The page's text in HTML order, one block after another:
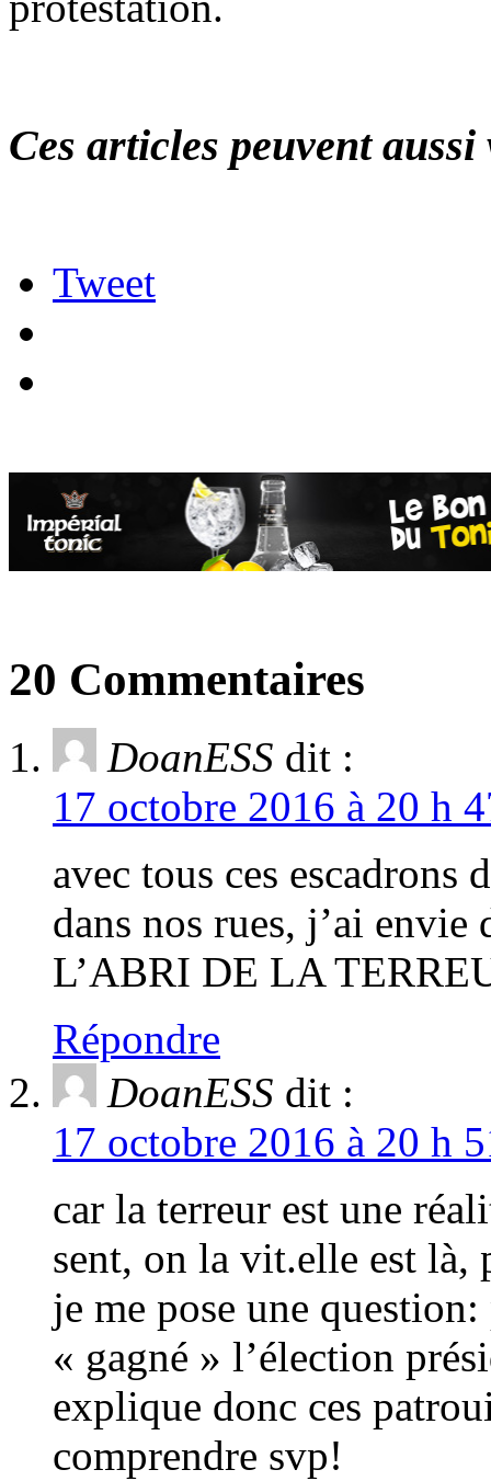
Ces articles peuvent
Tweet
20 Commentaires
DoanESS dit :
17 octobre 2016 à 20 h
avec tous ces escadrons
dans nos rues, j’ai
L’ABRI DE LA
Répondre
DoanESS dit :
17 octobre 2016 à 20 h
car la terreur est une
sent, on la vit.elle est là,
je me pose une
« gagné » l’élection
explique donc ces
comprendre svp!